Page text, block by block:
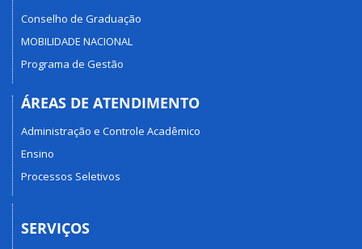
Conselho de Graduação
MOBILIDADE NACIONAL
Programa de Gestão
ÁREAS DE ATENDIMENTO
Administração e Controle Acadêmico
Ensino
Processos Seletivos
SERVIÇOS